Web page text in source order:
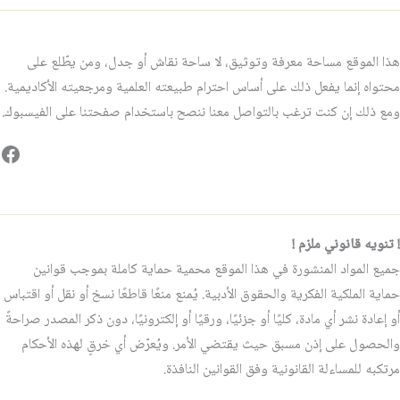
هذا الموقع مساحة معرفة وتوثيق، لا ساحة نقاش أو جدل، ومن يطّلع على
محتواه إنما يفعل ذلك على أساس احترام طبيعته العلمية ومرجعيته الأكاديمية.
ومع ذلك إن كنت ترغب بالتواصل معنا ننصح باستخدام صفحتنا على الفيسبوك.
! تنويه قانوني ملزم !
جميع المواد المنشورة في هذا الموقع محمية حماية كاملة بموجب قوانين
حماية الملكية الفكرية والحقوق الأدبية. يُمنع منعًا قاطعًا نسخ أو نقل أو اقتباس
أو إعادة نشر أي مادة، كليًا أو جزئيًا، ورقيًا أو إلكترونيًا، دون ذكر المصدر صراحةً
والحصول على إذن مسبق حيث يقتضي الأمر. ويُعرّض أي خرقٍ لهذه الأحكام
مرتكبه للمساءلة القانونية وفق القوانين النافذة.